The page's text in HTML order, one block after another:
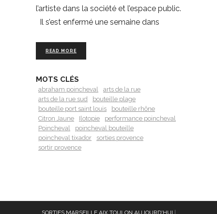
l’artiste dans la société et l’espace public.
Il s’est enfermé une semaine dans
READ MORE
MOTS CLÉS
abraham poincheval
arts de la rue
arts de la rue sud
bouteille plage
bouteille port saint louis
bouteille rhône
Citron Jaune
Ilotopie
performance poincheval
Poincheval
poincheval bouteille
poincheval tixador
sorties provence
sortir provence
SORTIES MARSEILLE AIX TOULON AUJOURD'HUI |